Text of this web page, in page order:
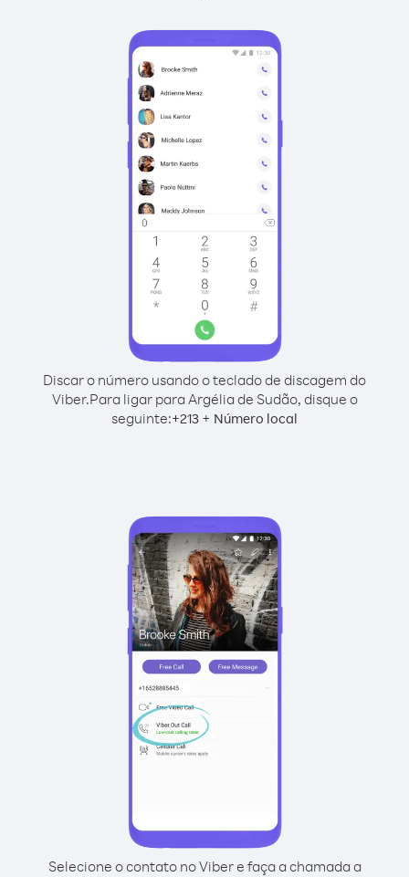
Discar o número usando o teclado de discagem do
Viber.Para ligar para Argélia de Sudão, disque o
seguinte:+213 + Número local
Selecione o contato no Viber e faça a chamada a